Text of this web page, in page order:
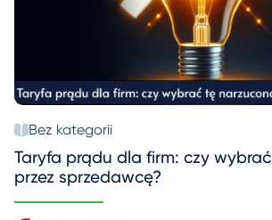
Bez kategorii
Taryfa prądu dla firm: czy
przez sprzedawcę?